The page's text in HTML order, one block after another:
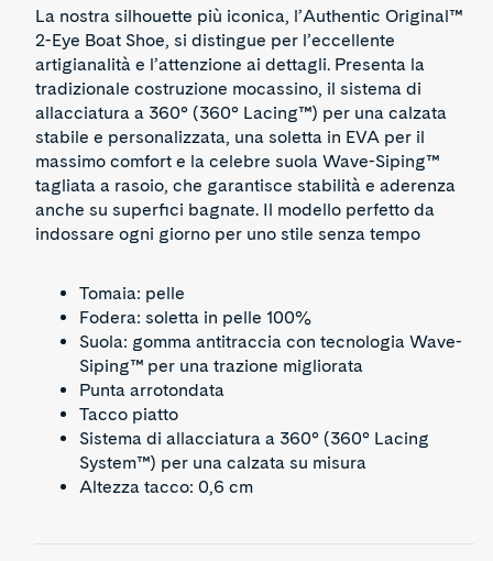
La nostra silhouette più iconica, l’Authentic Original™
2-Eye Boat Shoe, si distingue per l’eccellente
artigianalità e l’attenzione ai dettagli. Presenta la
tradizionale costruzione mocassino, il sistema di
allacciatura a 360° (360° Lacing™) per una calzata
stabile e personalizzata, una soletta in EVA per il
massimo comfort e la celebre suola Wave-Siping™
tagliata a rasoio, che garantisce stabilità e aderenza
anche su superfici bagnate. Il modello perfetto da
indossare ogni giorno per uno stile senza tempo
Tomaia: pelle
Fodera: soletta in pelle 100%
Suola: gomma antitraccia con tecnologia Wave-
Siping™ per una trazione migliorata
Punta arrotondata
Tacco piatto
Sistema di allacciatura a 360° (360° Lacing
System™) per una calzata su misura
Altezza tacco: 0,6 cm